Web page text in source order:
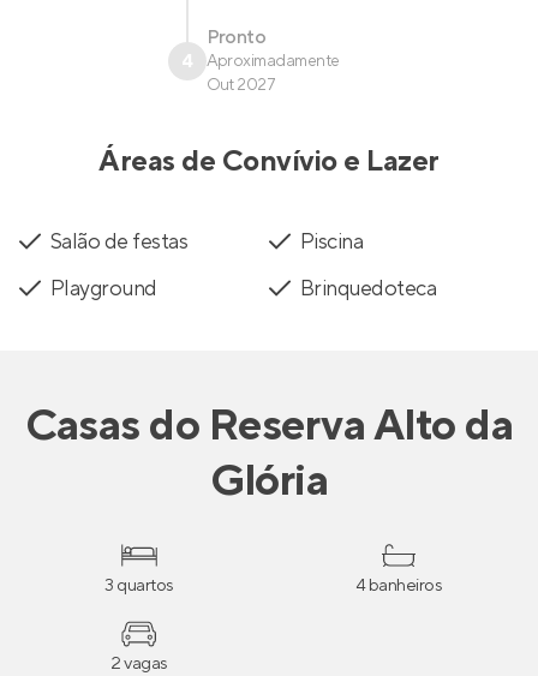
4
Pronto
Aproximadamente
Out 2027
Áreas de Convívio e Lazer
Salão de festas
Piscina
Playground
Brinquedoteca
Casasdo Reserva Alto da
Glória
3 quartos 4 banheiros
2 vagas